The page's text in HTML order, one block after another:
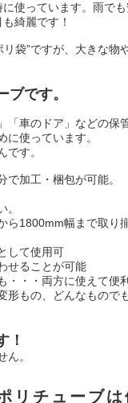
使っています。雨でも
綺麗です！
袋”ですが、大きな
ブです。
「車のドア」などの保
使っています。
です。
で加工・梱包が可能。
。
ら1800mm幅まで取り
して使用可
せることが可能
・・・両方に使えて便利
形もの、どんなもので
！
ん。
リチューブは